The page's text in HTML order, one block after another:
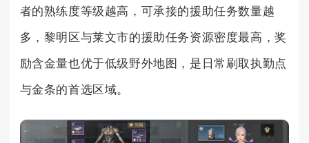
者的熟练度等级越高，可承接的援助任务数量越
多，黎明区与莱文市的援助任务资源密度最高，奖
励含金量也优于低级野外地图，是日常刷取执勤点
与金条的首选区域。